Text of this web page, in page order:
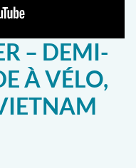
– DEMI-
À VÉLO,